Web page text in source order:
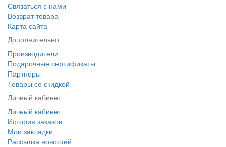
Связаться с нами
Возврат товара
Карта сайта
Дополнительно
Производители
Подарочные сертификаты
Партнёры
Товары со скидкой
Личный кабинет
Личный кабинет
История заказов
Мои закладки
Рассылка новостей